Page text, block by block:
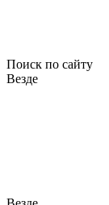
Поиск по сайту
Везде